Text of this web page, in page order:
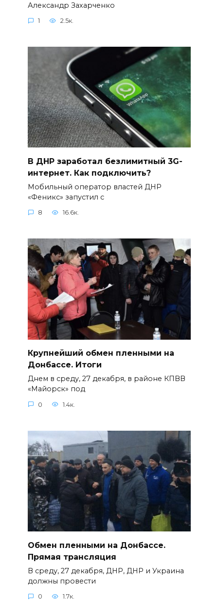
Александр Захарченко
1 2.5к.
В ДНР заработал безлимитный 3G-
интернет. Как подключить?
Мобильный оператор властей ДНР
«Феникс» запустил с
8 16.6к.
Крупнейший обмен пленными на
Донбассе. Итоги
Днем в среду, 27 декабря, в районе КПВВ
«Майорск» под
0 1.4к.
Обмен пленными на Донбассе.
Прямая трансляция
В среду, 27 декабря, ДНР, ДНР и Украина
должны провести
0 1.7к.